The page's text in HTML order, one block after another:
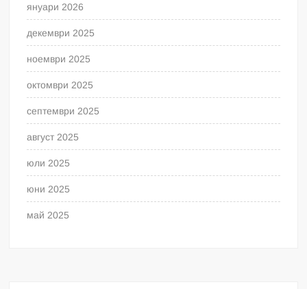
януари 2026
декември 2025
ноември 2025
октомври 2025
септември 2025
август 2025
юли 2025
юни 2025
май 2025